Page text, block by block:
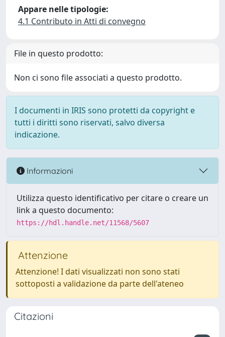
Appare nelle tipologie:
4.1 Contributo in Atti di convegno
File in questo prodotto:
Non ci sono file associati a questo prodotto.
I documenti in IRIS sono protetti da copyright e
tutti i diritti sono riservati, salvo diversa
indicazione.
Informazioni
Utilizza questo identificativo per citare o creare un
link a questo documento:
https://hdl.handle.net/11568/5607
Attenzione
Attenzione! I dati visualizzati non sono stati
sottoposti a validazione da parte dell'ateneo
Citazioni